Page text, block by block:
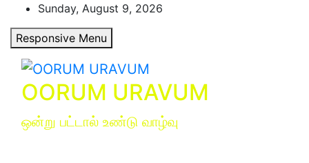
content
Sunday, August 9, 2026
Responsive Menu
OORUM URAVUM
ஒன்று பட்டால் உண்டு வாழ்வு